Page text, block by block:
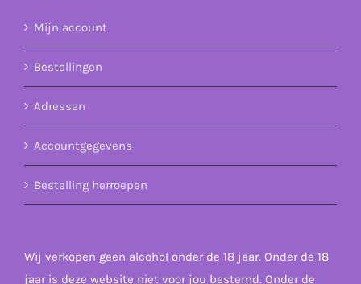
Mijn account
Bestellingen
Adressen
Accountgegevens
Bestelling herroepen
Wij verkopen geen alcohol onder de 18 jaar. Onder de 18
jaar is deze website niet voor jou bestemd. Onder de